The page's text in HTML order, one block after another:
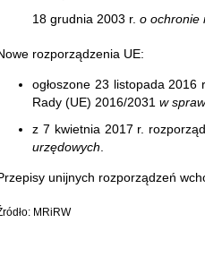
18 grudnia 2003 r. o ochronie
rozporządzenia UE:
ogłoszone 23 listopada
Rady (UE) 2016/2031 w
z 7 kwietnia 2017 r.
urzędowych
unijnych rozporządzeń
MRiRW